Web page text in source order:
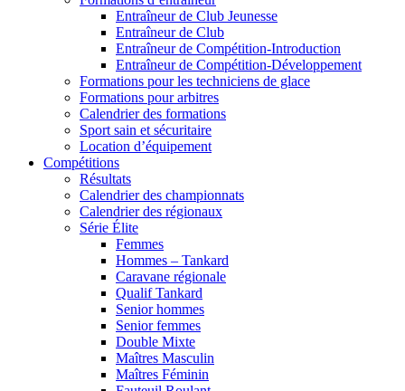
Entraîneur de Club Jeunesse
Entraîneur de Club
Entraîneur de Compétition-Introduction
Entraîneur de Compétition-Développement
Formations pour les techniciens de glace
Formations pour arbitres
Calendrier des formations
Sport sain et sécuritaire
Location d’équipement
Compétitions
Résultats
Calendrier des championnats
Calendrier des régionaux
Série Élite
Femmes
Hommes – Tankard
Caravane régionale
Qualif Tankard
Senior hommes
Senior femmes
Double Mixte
Maîtres Masculin
Maîtres Féminin